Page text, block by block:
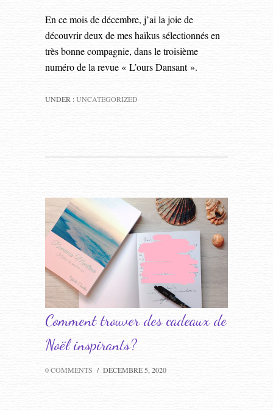
En ce mois de décembre, j’ai la joie de
découvrir deux de mes haïkus sélectionnés en
très bonne compagnie, dans le troisième
numéro de la revue « L’ours Dansant ».
UNDER :UNCATEGORIZED
Comment trouver des cadeaux de
Noël inspirants?
0 COMMENTS / DÉCEMBRE 5, 2020